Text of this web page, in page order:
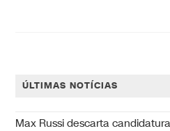
ÚLTIMAS NOTÍCIAS
Max Russi descarta